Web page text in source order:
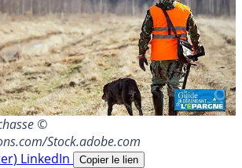
©
Stock.adobe.com
LinkedIn Copier le lien